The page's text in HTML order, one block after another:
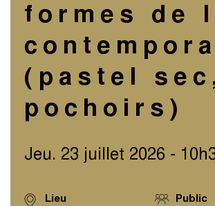
formes de
(pastel
pochoirs)
Jeu. 23 juillet 2026 -
Lieu Public